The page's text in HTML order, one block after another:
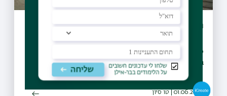
הסדר תנועה חדש בצומת שער דהאן (10)
קהילת בר-אילן היקרה, אנא ראו הודעה מטעם חברת נת"ע,
במסגרת פרויקט הקו הסגול של הרכבת הקלה
01.06.2026 | טו סיון